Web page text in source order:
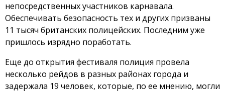
непосредственных участников карнавала.
Обеспечивать безопасность тех и других призваны
11 тысяч британских полицейских. Последним уже
пришлось изрядно поработать.
Еще до открытия фестиваля полиция провела
несколько рейдов в разных районах города и
задержала 19 человек, которые, по ее мнению, могли